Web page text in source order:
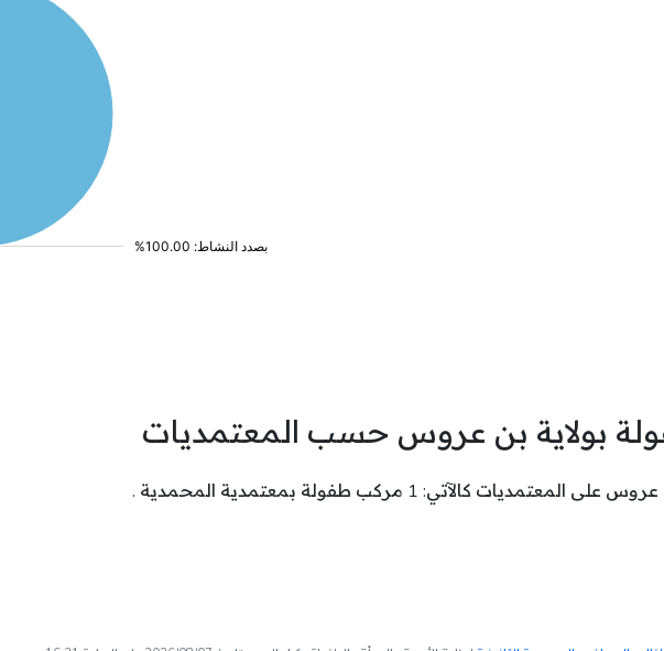
بولاية بن عروس حسب المعتمديات
كالآتي: 1 مركب طفولة بمعتمدية المحمدية .